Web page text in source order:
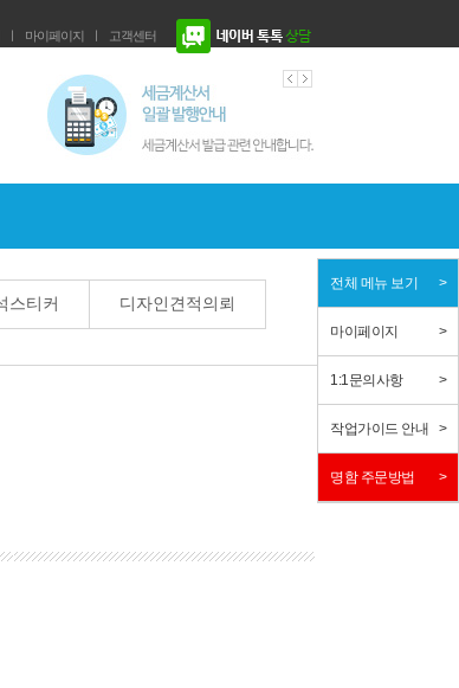
ㅣ 마이페이지 ㅣ 고객센터
스티커 디자인견적의뢰
전체 메뉴 보기
마이페이지
1:1문의사항
작업가이드 안내
명함 주문방법